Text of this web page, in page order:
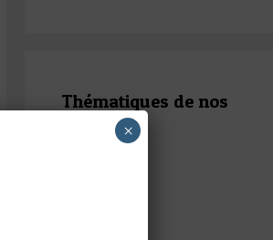
Thématiques de nos
articles ×